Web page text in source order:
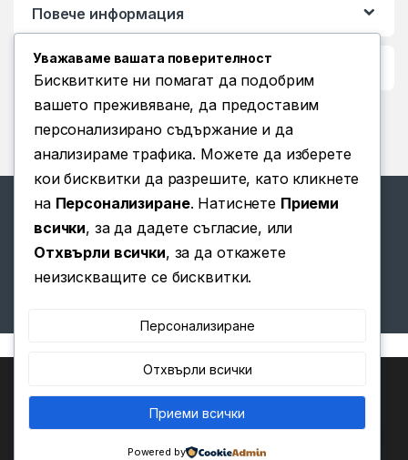
Повече информация
Условия за ползване
Имате въпроси? Позвънете
ни!
Уважаваме вашата поверителност
Бисквитките ни помагат да подобрим
вашето преживяване, да предоставим
персонализирано съдържание и да
анализираме трафика. Можете да изберете
кои бисквитки да разрешите, като кликнете
на Персонализиране. Натиснете Приеми
всички, за да дадете съгласие, или
Отхвърли всички, за да откажете
неизискващите се бисквитки.
Персонализиране
Отхвърли всички
Приеми всички
Powered by
Ние използваме бисквитки, за да ви предоставим най-
доброто изживяване на нашия уебсайт.
Можете да научите повече за това кои бисквитки
използваме или да ги изключите вНастройки.